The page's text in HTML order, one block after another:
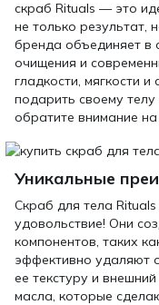
скраб Rituals — это
не только результат,
бренда объединяет в
очищения и
гладкости, мягкости
подарить своему
обратите внимание на
Уникальные
Скраб для тела
удовольствие! Они
компонентов, таких
эффективно удаляют
ее текстуру и
масла, которые